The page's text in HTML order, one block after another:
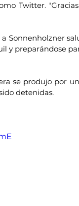
Twitter.
Sonnenholzner
y preparándose
se produjo por
detenidas.